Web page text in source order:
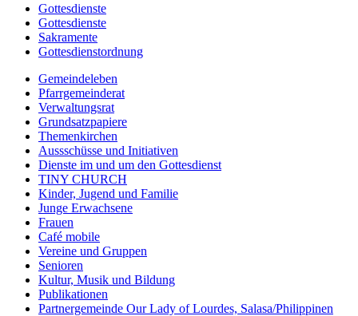
Gottesdienste
Gottesdienste
Sakramente
Gottesdienstordnung
Gemeindeleben
Pfarrgemeinderat
Verwaltungsrat
Grundsatzpapiere
Themenkirchen
Aussschüsse und Initiativen
Dienste im und um den Gottesdienst
TINY CHURCH
Kinder, Jugend und Familie
Junge Erwachsene
Frauen
Café mobile
Vereine und Gruppen
Senioren
Kultur, Musik und Bildung
Publikationen
Partnergemeinde Our Lady of Lourdes, Salasa/Philippinen